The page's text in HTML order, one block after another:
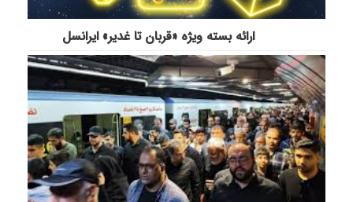
ارائه بسته ویژه «قربان تا غدیر» ایرانسل